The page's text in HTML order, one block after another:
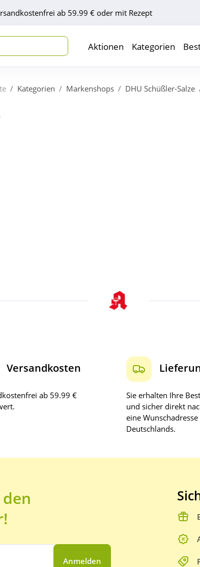
ab 59.99 € oder mit Rezept
Aktionen Kategorien
Kategorien Markenshops DHU Schüßler-Salze
Versandkosten
ab 59.99 €
Sie erhalten Ihre
und sicher direkt
eine
Deutschlands.
Anmelden